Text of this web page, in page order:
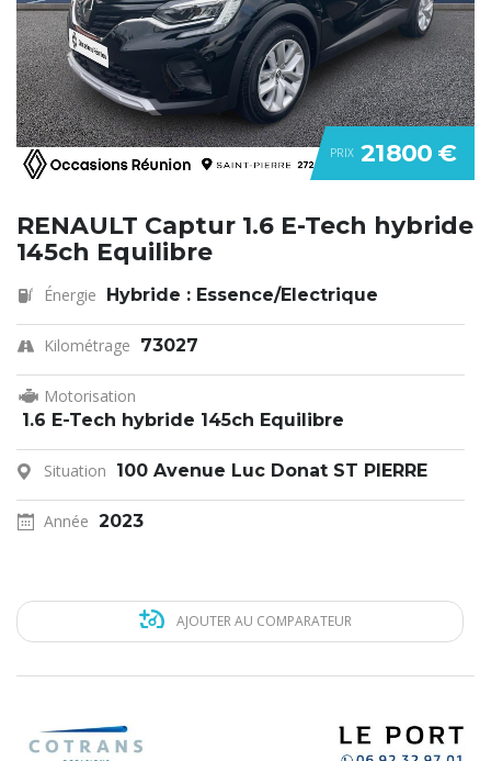
PRIX 21 800 €
RENAULT Captur 1.6 E-Tech hybride
145ch Equilibre
Énergie Hybride : Essence/Electrique
Kilométrage 73027
Motorisation
1.6 E-Tech hybride 145ch Equilibre
Situation 100 Avenue Luc Donat ST PIERRE
Année 2023
AJOUTER AU COMPARATEUR